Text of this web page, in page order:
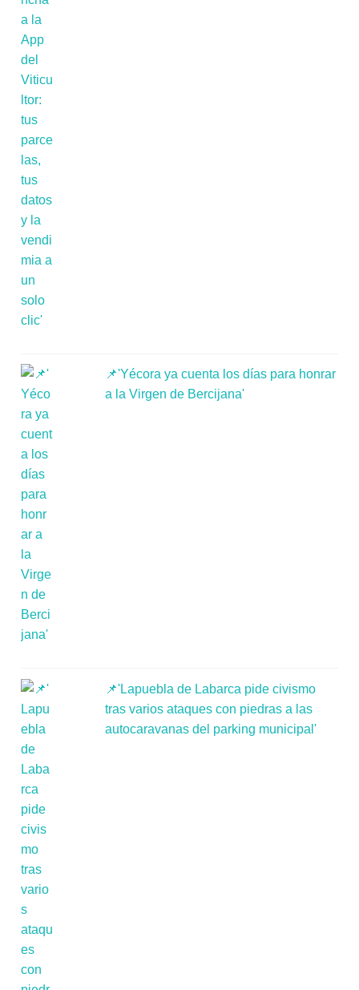
📌'Yécora ya cuenta los días para honrar
a la Virgen de Bercijana'
📌'Lapuebla de Labarca pide civismo
tras varios ataques con piedras a las
autocaravanas del parking municipal'